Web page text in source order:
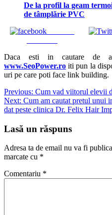
De la profil la geam
de tâmplărie PVC
Daca esti in cautare de
www.SeoPower.ro iti pun la
uri pe care poti face link building.
Navigare
în
Previous: Cum vad viitorul elevii
Next: Cum am cautat pretul unui
dat peste clinica Dr. Felix Hair
Lasă un răspuns
Adresa ta de email nu va fi
marcate cu *
Comentariu *